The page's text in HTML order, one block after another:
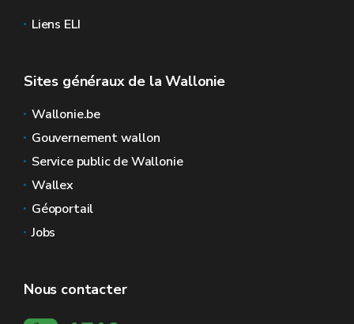
Liens ELI
Sites généraux de la Wallonie
Wallonie.be
Gouvernement wallon
Service public de Wallonie
Wallex
Géoportail
Jobs
Nous contacter